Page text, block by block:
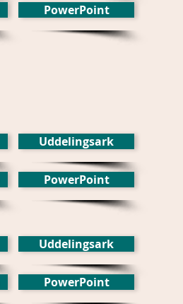
PowerPoint
Uddelingsark
PowerPoint
Uddelingsark
PowerPoint